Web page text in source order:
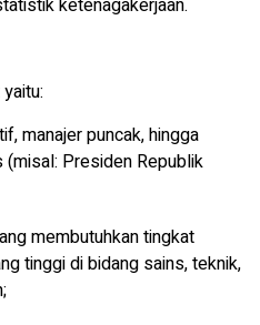
ketenagakerjaan.
manajer puncak, hingga
(misal: Presiden Republik
membutuhkan tingkat
tinggi di bidang sains, teknik,